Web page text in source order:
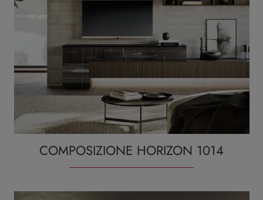
COMPOSIZIONE HORIZON 1014